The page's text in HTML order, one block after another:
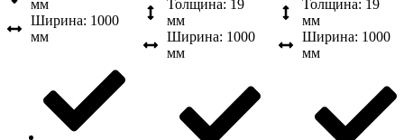
мм
Ширина: 1000
мм
Толщина: 19
мм
Ширина: 1000
мм
Толщина: 19
мм
Ширина: 1000
мм